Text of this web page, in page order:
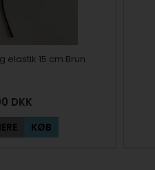
elastik 15 cm Brun
DKK
KØB